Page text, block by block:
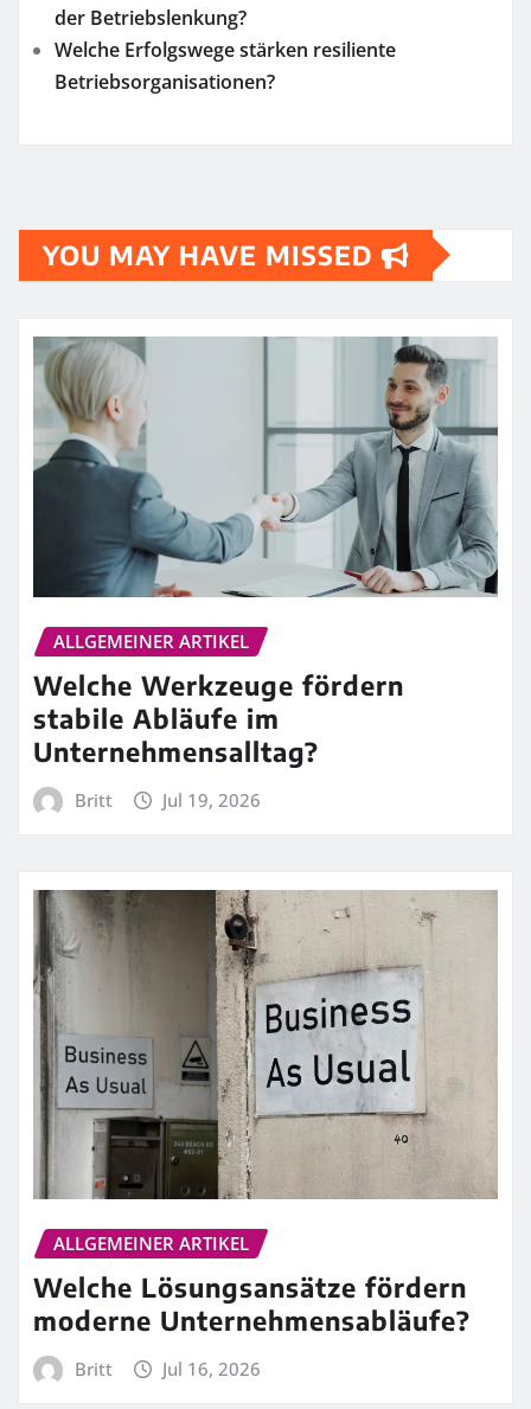
der Betriebslenkung?
Welche Erfolgswege stärken resiliente
Betriebsorganisationen?
YOU MAY HAVE MISSED
ALLGEMEINER ARTIKEL
Welche Werkzeuge fördern
stabile Abläufe im
Unternehmensalltag?
Britt Jul 19, 2026
ALLGEMEINER ARTIKEL
Welche Lösungsansätze fördern
moderne Unternehmensabläufe?
Britt Jul 16, 2026